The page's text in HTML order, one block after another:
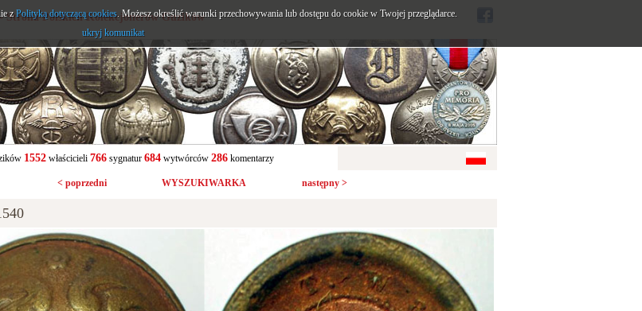
Strona Polskich Kolekcjonerów Guzików
1552właścicieli 766sygnatur 684wytwórców 286komentarzy
< poprzedni WYSZUKIWARKA następny >
zPolityką dotyczącą cookies. Możesz określić warunki przechowywania lub dostępu do cookie w Twojej przeglądarce.
ukryj komunikat